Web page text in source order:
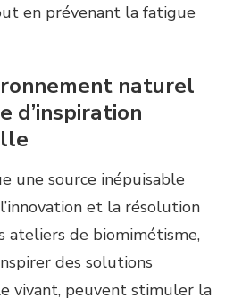
en prévenant la fatigue
naturel
d’inspiration
une source inépuisable
et la résolution
ateliers de biomimétisme,
des solutions
vivant, peuvent stimuler la